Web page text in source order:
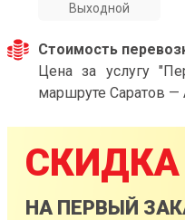
Выходной
Стоимость
Цена за услугу
маршруте Саратов —
СКИДКА
НА ПЕРВЫЙ